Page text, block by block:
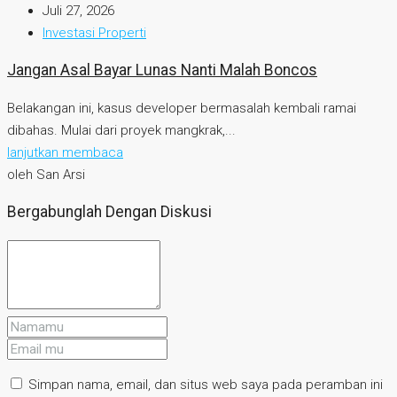
Juli 27, 2026
Investasi Properti
Jangan Asal Bayar Lunas Nanti Malah Boncos
Belakangan ini, kasus developer bermasalah kembali ramai
dibahas. Mulai dari proyek mangkrak,...
lanjutkan membaca
oleh San Arsi
Bergabunglah Dengan Diskusi
Simpan nama, email, dan situs web saya pada peramban ini